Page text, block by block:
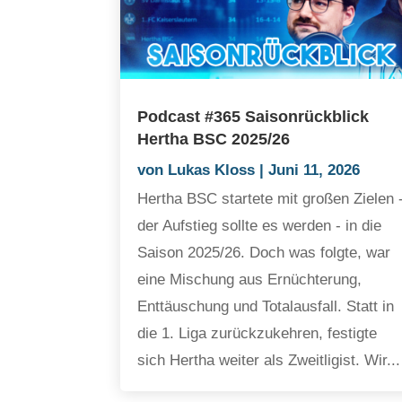
Podcast #365 Saisonrückblick
Hertha BSC 2025/26
von Lukas Kloss |Juni 11, 2026
Hertha BSC startete mit großen Zielen
der Aufstieg sollte es werden - in die
Saison 2025/26. Doch was folgte, war
eine Mischung aus Ernüchterung,
Enttäuschung und Totalausfall. Statt in
die 1. Liga zurückzukehren, festigte
sich Hertha weiter als Zweitligist. Wir...